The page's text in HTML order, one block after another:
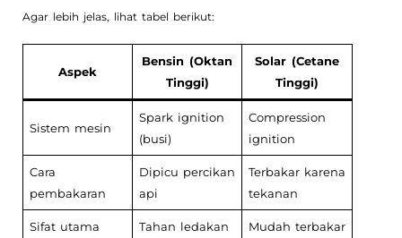
Agar lebih jelas, lihat tabel berikut:
Aspek
Bensin (Oktan
Tinggi)
Solar (Cetane
Tinggi)
Sistem mesin
Spark ignition
(busi)
Compression
ignition
Cara
pembakaran
Dipicu percikan
api
Terbakar karena
tekanan
Sifat utama Tahan ledakan Mudah terbakar